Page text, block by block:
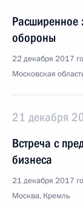
Расширенное
обороны
22 декабря 2017
Московская
21 декабря
Встреча с
бизнеса
21 декабря 2017
Москва, Кремль